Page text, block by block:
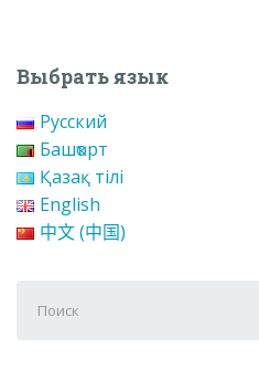
Выбрать язык
Русский
Башҡорт
Қазақ тілі
English
中文 (中国)
для: